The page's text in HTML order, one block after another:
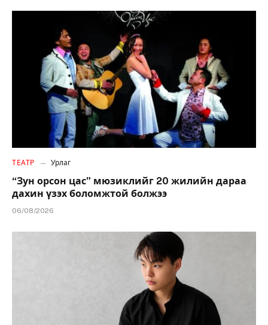
ТЕАТР Урлаг
“Зун орсон цас” мюзиклийг 20 жилийн дараа
дахин үзэх боломжтой болжээ
06/08/2026